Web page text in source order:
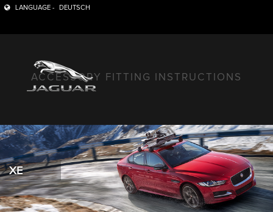
LANGUAGE - DEUTSCH
ACCESSORY FITTING INSTRUCTIONS
XE